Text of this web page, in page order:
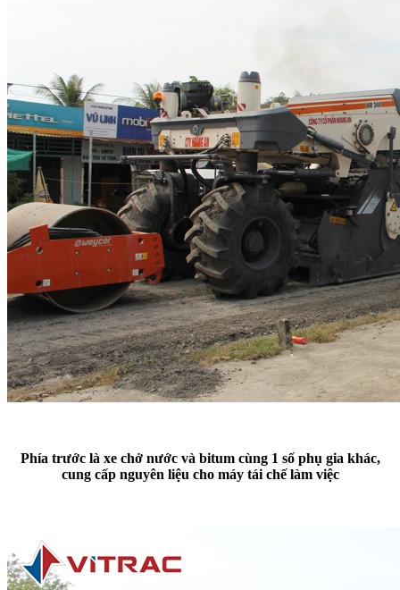
Phía trước là xe chở nước và bitum cùng 1 số phụ gia khác,
cung cấp nguyên liệu cho máy tái chế làm việc